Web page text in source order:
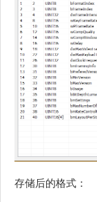
存储后的格式：